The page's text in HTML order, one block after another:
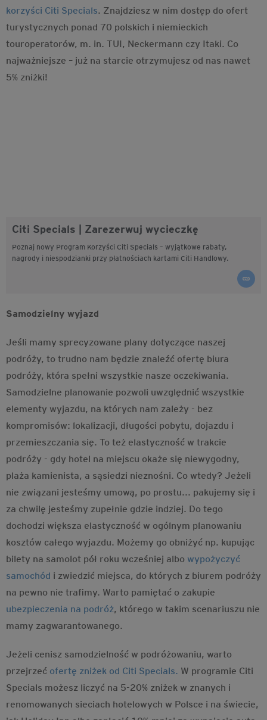
korzyści Citi Specials. Znajdziesz w nim dostęp do ofert
turystycznych ponad 70 polskich i niemieckich
touroperatorów, m. in. TUI, Neckermann czy Itaki. Co
najważniejsze – już na starcie otrzymujesz od nas nawet
5% zniżki!
Citi Specials | Zarezerwuj wycieczkę
Poznaj nowy Program Korzyści Citi Specials – wyjątkowe rabaty,
nagrody i niespodzianki przy płatnościach kartami Citi Handlowy.
Samodzielny wyjazd
Jeśli mamy sprecyzowane plany dotyczące naszej
podróży, to trudno nam będzie znaleźć ofertę biura
podróży, która spełni wszystkie nasze oczekiwania.
Samodzielne planowanie pozwoli uwzględnić wszystkie
elementy wyjazdu, na których nam zależy - bez
kompromisów: lokalizacji, długości pobytu, dojazdu i
przemieszczania się. To też elastyczność w trakcie
podróży - gdy hotel na miejscu okaże się niewygodny,
plaża kamienista, a sąsiedzi nieznośni. Co wtedy? Jeżeli
nie związani jesteśmy umową, po prostu... pakujemy się i
za chwilę jesteśmy zupełnie gdzie indziej. Do tego
dochodzi większa elastyczność w ogólnym planowaniu
kosztów całego wyjazdu. Możemy go obniżyć np. kupując
bilety na samolot pół roku wcześniej albo wypożyczyć
samochód i zwiedzić miejsca, do których z biurem podróży
na pewno nie trafimy. Warto pamiętać o zakupie
ubezpieczenia na podróż, którego w takim scenariuszu nie
mamy zagwarantowanego.
Jeżeli cenisz samodzielność w podróżowaniu, warto
przejrzeć ofertę zniżek od Citi Specials. W programie Citi
Specials możesz liczyć na 5-20% zniżek w znanych i
renomowanych sieciach hotelowych w Polsce i na świecie,